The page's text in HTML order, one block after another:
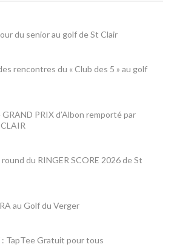
du senior au golf de St Clair
rencontres du « Club des 5 » au golf
PRIX d’Albon remporté par
du RINGER SCORE 2026 de St
au Golf du Verger
TapTee Gratuit pour tous